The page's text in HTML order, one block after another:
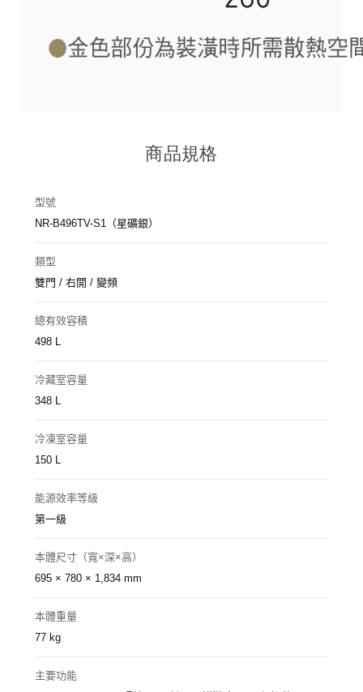
商品規格
型號
NR-B496TV-S1（星礦銀）
類型
雙門 / 右開 / 變頻
總有效容積
498 L
冷藏室容量
348 L
冷凍室容量
150 L
能源效率等級
第一級
本體尺寸（寬×深×高）
695 × 780 × 1,834 mm
本體重量
77 kg
主要功能